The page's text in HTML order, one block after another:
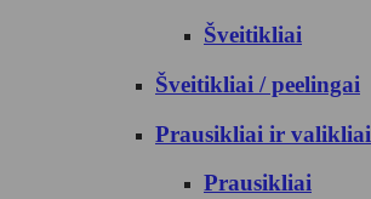
Šveitikliai
Šveitikliai / peelingai
Prausikliai ir valikliai
Prausikliai